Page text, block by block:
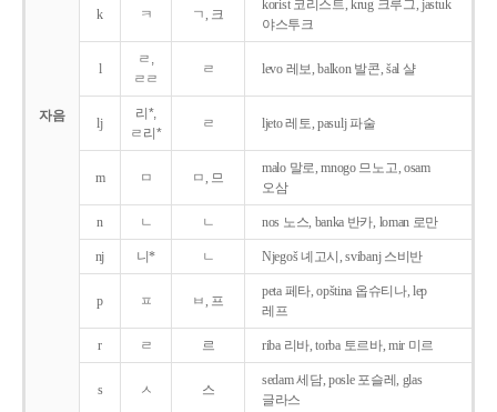
자음
k ㅋ ㄱ, 크
korist 코리스트, krug 크루그, jastuk
야스투크
l
ㄹ,
ㄹㄹ
ㄹ levo 레보, balkon 발콘, šal 샬
lj
리*,
ㄹ리*
ㄹ ljeto 레토, pasulj 파술
m ㅁ ㅁ, 므
malo 말로, mnogo 므노고, osam
오삼
n ㄴ ㄴ nos 노스, banka 반카, loman 로만
nj 니* ㄴ Njegoš 녜고시, svibanj 스비반
p ㅍ ㅂ, 프
peta 페타, opština 옵슈티나, lep
레프
r ㄹ 르 riba 리바, torba 토르바, mir 미르
s ㅅ 스
sedam 세담, posle 포슬레, glas
글라스